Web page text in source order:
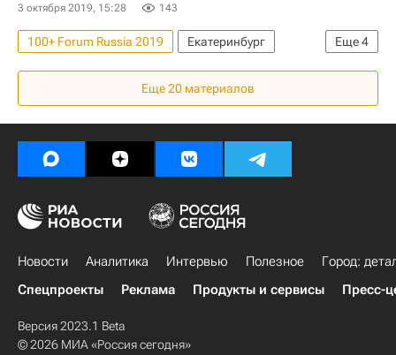
3 октября 2019, 15:28 143
Еще4
100+ Forum Russia 2019
Екатеринбург
Градостроительство
Урбанистика
Россия
Еще 20 материалов
Новости Аналитика Интервью Полезное
Город:
Спецпроекты
Реклама Продукты и сервисы Пресс-
Версия 2023.1 Beta
© 2026 МИА «Россия сегодня»